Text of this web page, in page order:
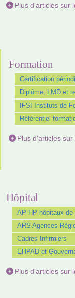
Plus d'articles sur
Formation
Certification
Diplôme, LMD et
IFSI Instituts de
Référentiel
Plus d'articles sur
Hôpital
AP-HP hôpitaux de
ARS Agences
Cadres Infirmiers
EHPAD et
Plus d'articles sur